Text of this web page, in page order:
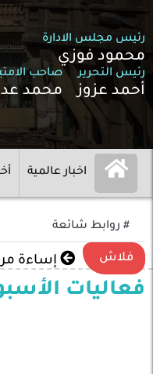
رئيس مجلس الادارة
محمود فوزي
رئيس التحرير
أحمد عزوز
صاحب
محمد
اخبار عالمية
# روابط شائعة
فلاش إساءة
فعاليات